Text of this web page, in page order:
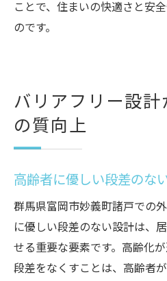
ことで、住まいの快適さと安
のです。
バリアフリー設計
の質向上
高齢者に優しい段差のな
群馬県富岡市妙義町諸戸での
に優しい段差のない設計は、
せる重要な要素です。高齢化
段差をなくすことは、高齢者